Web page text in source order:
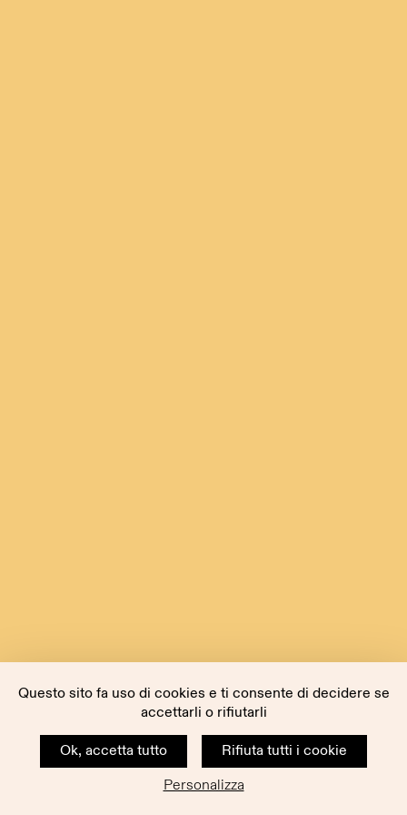
Questo sito fa uso di cookies e ti consente di decidere se
accettarli o rifiutarli
Ok, accetta tutto
Rifiuta tutti i cookie
Personalizza